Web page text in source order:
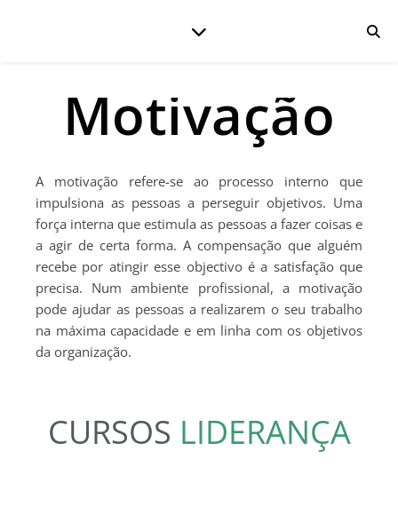
Motivação
A motivação refere-se ao processo interno que
impulsiona as pessoas a perseguir objetivos. Uma
força interna que estimula as pessoas a fazer coisas e
a agir de certa forma. A compensação que alguém
recebe por atingir esse objectivo é a satisfação que
precisa. Num ambiente profissional, a motivação
pode ajudar as pessoas a realizarem o seu trabalho
na máxima capacidade e em linha com os objetivos
da organização.
CURSOS LIDERANÇA